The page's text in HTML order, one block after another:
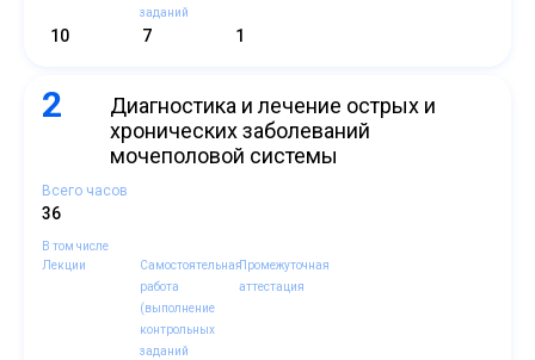
заданий
10 7 1
2
Диагностика и лечение острых и
хронических заболеваний
мочеполовой системы
Всего часов
36
В том числе
Лекции
Самостоятельная
работа
(выполнение
контрольных
заданий
Промежуточная
аттестация